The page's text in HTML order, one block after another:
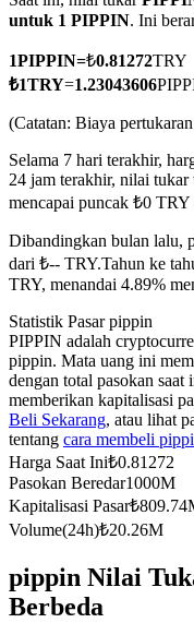
USDC Berjangka
Kontrak berjangka
Copy Trading
Bergabunglah
untuk 1 PIPPIN. Ini
1PIPPIN=₺0.81272TRY
₺1TRY=1.23043606
(Catatan: Biaya
Selama 7 hari terakhir,
24 jam terakhir, nilai tukar
mencapai puncak ₺0
Dibandingkan bulan lalu,
dari ₺-- TRY.Tahun ke
TRY, menandai 4.89%
Statistik Pasar pippin
PIPPIN adalah
pippin. Mata uang ini
dengan total pasokan
memberikan kapitalisasi
Beli Sekarang, atau lihat
tentang cara membeli
Harga Saat Ini₺0.81272
Pasokan Beredar1000M
Kapitalisasi Pasar₺
Volume(24h)₺20.26M
pippin Nilai
Berbeda